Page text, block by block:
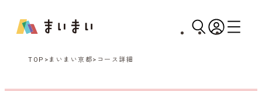
TOP まいまい京都 コース詳細